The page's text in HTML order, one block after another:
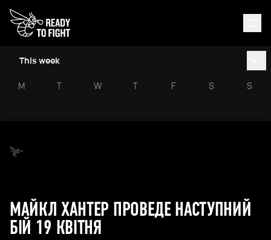
This week
M T W T F S S
МАЙКЛ ХАНТЕР ПРОВЕДЕ НАСТУПНИЙ
БІЙ 19 КВІТНЯ